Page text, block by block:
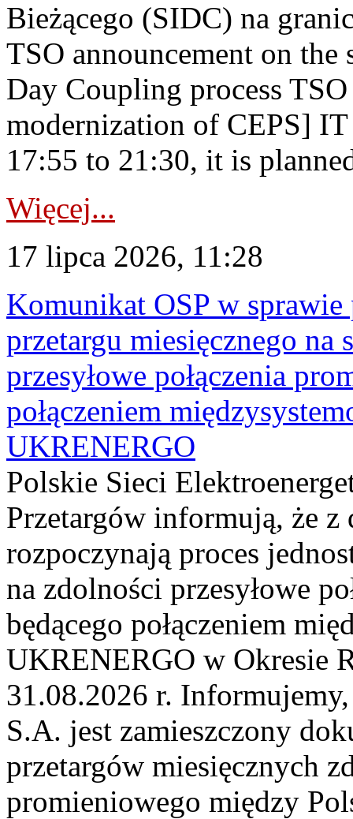
Bieżącego (SIDC) na
TSO announcement on
Day Coupling process
modernization of CEPS]
17:55 to 21:30, it is
Więcej...
17 lipca 2026, 11:28
Komunikat OSP w sprawie
przetargu miesięcznego
przesyłowe połączenia
połączeniem
UKRENERGO
Polskie Sieci
Przetargów informują, że
rozpoczynają proces
na zdolności przesyłowe
będącego połączeniem
UKRENERGO w Okresie
31.08.2026 r.
S.A. jest zamieszczony
przetargów miesięcznych
promieniowego między